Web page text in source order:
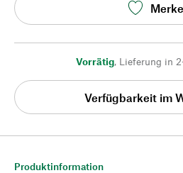
Vorrätig, Lieferung in
Verfügbarkeit im
Produktinformation